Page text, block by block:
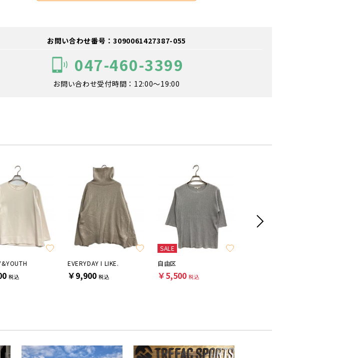
お問い合わせ番号：3090061427387-055
047-460-3399
お問い合わせ受付時間：12:00～19:00
税込
EVERYDAY I LIKE.
￥9,900 税込
SALE
自由区
￥5,500 税込